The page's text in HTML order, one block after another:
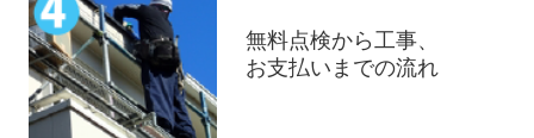
無料点検から工事、
お支払いまでの流れ